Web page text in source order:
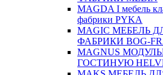
MAGDA I мебель
фабрики PYKA
MAGIC МЕБЕЛЬ
ФАБРИКИ BOG-
MAGNUS
ГОСТИНУЮ